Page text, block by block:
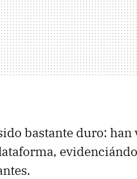
bastante duro: